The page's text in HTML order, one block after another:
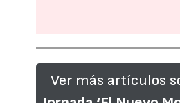
Ver más artículos